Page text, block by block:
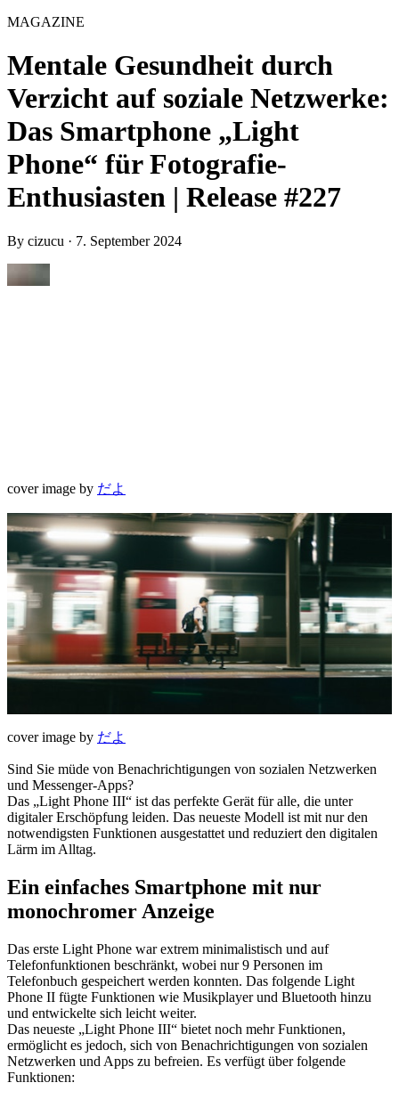
MAGAZINE
Mentale Gesundheit durch
Verzicht auf soziale Netzwerke:
Das Smartphone „Light
Phone“ für Fotografie-
Enthusiasten | Release #227
By cizucu · 7. September 2024
cover image by だよ
cover image by だよ
Sind Sie müde von Benachrichtigungen von sozialen Netzwerken
und Messenger-Apps?
Das „Light Phone III“ ist das perfekte Gerät für alle, die unter
digitaler Erschöpfung leiden. Das neueste Modell ist mit nur den
notwendigsten Funktionen ausgestattet und reduziert den digitalen
Lärm im Alltag.
Ein einfaches Smartphone mit nur
monochromer Anzeige
Das erste Light Phone war extrem minimalistisch und auf
Telefonfunktionen beschränkt, wobei nur 9 Personen im
Telefonbuch gespeichert werden konnten. Das folgende Light
Phone II fügte Funktionen wie Musikplayer und Bluetooth hinzu
und entwickelte sich leicht weiter.
Das neueste „Light Phone III“ bietet noch mehr Funktionen,
ermöglicht es jedoch, sich von Benachrichtigungen von sozialen
Netzwerken und Apps zu befreien. Es verfügt über folgende
Funktionen: